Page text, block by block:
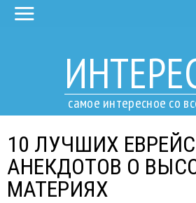
самое интересное со
10 ЛУЧШИХ
АНЕКДОТОВ О
МАТЕРИЯХ